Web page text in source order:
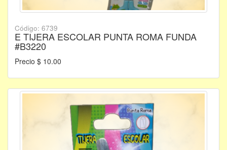
Código: 6739
E TIJERA ESCOLAR PUNTA ROMA FUNDA
#B3220
Precio $ 10.00